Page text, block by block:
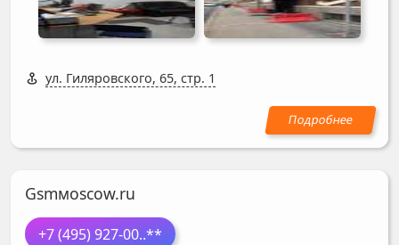
ул. Гиляровского, 65, стр. 1
Gsmмoscow.ru
+7 (495) 927-00..**